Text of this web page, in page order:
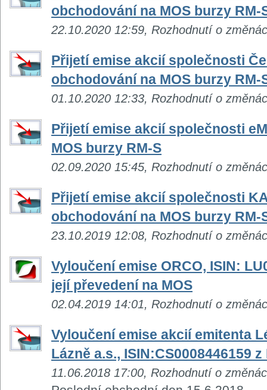
obchodování na MOS burzy RM-
22.10.2020 12:59, Rozhodnutí o
Přijetí emise akcií společnosti
obchodování na MOS burzy RM-
01.10.2020 12:33, Rozhodnutí o
Přijetí emise akcií společnosti
MOS burzy RM-S
02.09.2020 15:45, Rozhodnutí o
Přijetí emise akcií společnosti
obchodování na MOS burzy RM-
23.10.2019 12:08, Rozhodnutí o
Vyloučení emise ORCO, ISIN:
její převedení na MOS
02.04.2019 14:01, Rozhodnutí o
Vyloučení emise akcií emitenta
Lázně a.s., ISIN:CS0008446159 z
11.06.2018 17:00, Rozhodnutí o